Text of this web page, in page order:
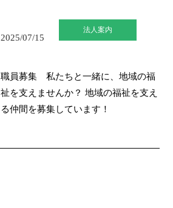
2025/07/15
法人案内
職員募集 私たちと一緒に、地域の福
祉を支えませんか？ 地域の福祉を支え
る仲間を募集しています！